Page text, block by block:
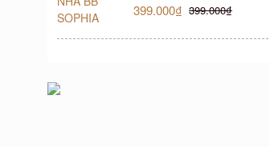
399.000₫ 399.000₫